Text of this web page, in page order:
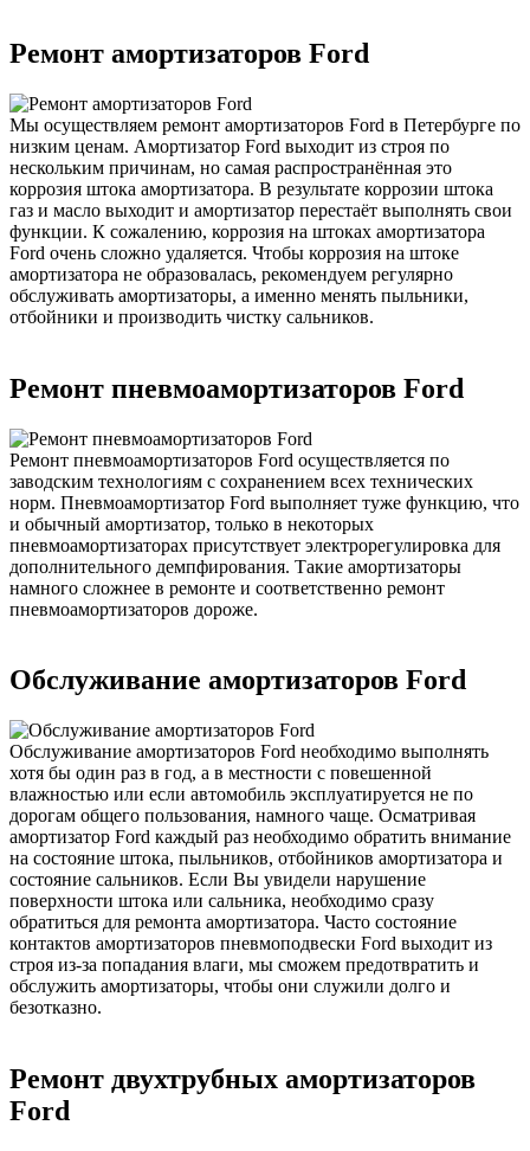
Ремонт амортизаторов Ford
Мы осуществляем ремонт амортизаторов Ford в Петербурге по
низким ценам. Амортизатор Ford выходит из строя по
нескольким причинам, но самая распространённая это
коррозия штока амортизатора. В результате коррозии штока
газ и масло выходит и амортизатор перестаёт выполнять свои
функции. К сожалению, коррозия на штоках амортизатора
Ford очень сложно удаляется. Чтобы коррозия на штоке
амортизатора не образовалась, рекомендуем регулярно
обслуживать амортизаторы, а именно менять пыльники,
отбойники и производить чистку сальников.
Ремонт пневмоамортизаторов Ford
Ремонт пневмоамортизаторов Ford осуществляется по
заводским технологиям с сохранением всех технических
норм. Пневмоамортизатор Ford выполняет туже функцию, что
и обычный амортизатор, только в некоторых
пневмоамортизаторах присутствует электрорегулировка для
дополнительного демпфирования. Такие амортизаторы
намного сложнее в ремонте и соответственно ремонт
пневмоамортизаторов дороже.
Обслуживание амортизаторов Ford
Обслуживание амортизаторов Ford необходимо выполнять
хотя бы один раз в год, а в местности с повешенной
влажностью или если автомобиль эксплуатируется не по
дорогам общего пользования, намного чаще. Осматривая
амортизатор Ford каждый раз необходимо обратить внимание
на состояние штока, пыльников, отбойников амортизатора и
состояние сальников. Если Вы увидели нарушение
поверхности штока или сальника, необходимо сразу
обратиться для ремонта амортизатора. Часто состояние
контактов амортизаторов пневмоподвески Ford выходит из
строя из-за попадания влаги, мы сможем предотвратить и
обслужить амортизаторы, чтобы они служили долго и
безотказно.
Ремонт двухтрубных амортизаторов
Ford